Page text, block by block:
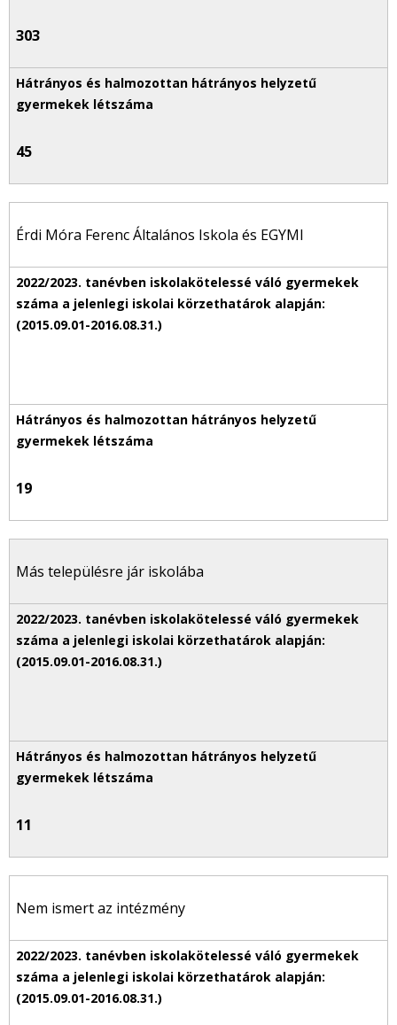
303
45
Érdi Móra Ferenc Általános Iskola és EGYMI
19
Más településre jár iskolába
11
Nem ismert az intézmény